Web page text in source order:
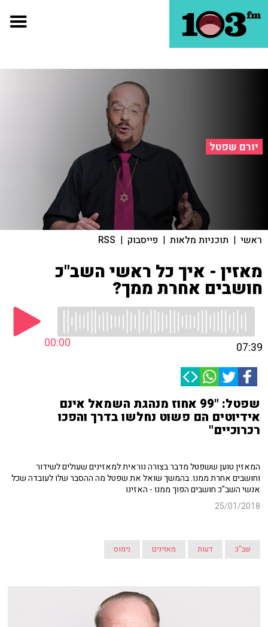
יורם שפטל
ראשי | תוכניות מלאות | פייסבוק |
RSS
מאזין - איך כל ראשי השב"כ
חושבים אחרת ממך?
00:00 07:39
שפטל: "99 אחוז מנהגת השמאל אינם
אידיוטים הם פשוט נחלשו בדרך והפכו
רכרוכיים"
המאזין טוען ששפטל מדבר בצורה נוראית למאזינים שעולים לשידור
וחושבים אחרת ממנו. בהמשך שואל את שפטל מה ההסבר שלו לעובדה שכל
אנשי השב"כ חושבים הפוך ממנו - האזינו
25/01/2018
שב"כ דעות מאזינים נימוס